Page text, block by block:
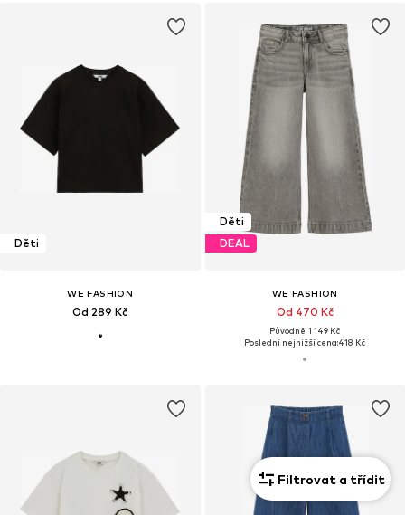
Děti
WE FASHION
Od 289 Kč
Děti
DEAL
WE FASHION
Od 470 Kč
Původně: 1 149 Kč
Poslední nejnižší cena:418 Kč
Filtrovat a třídit